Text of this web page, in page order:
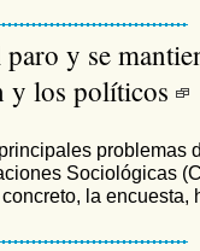
y se
y los políticos
problemas
Sociológicas
la encuesta,